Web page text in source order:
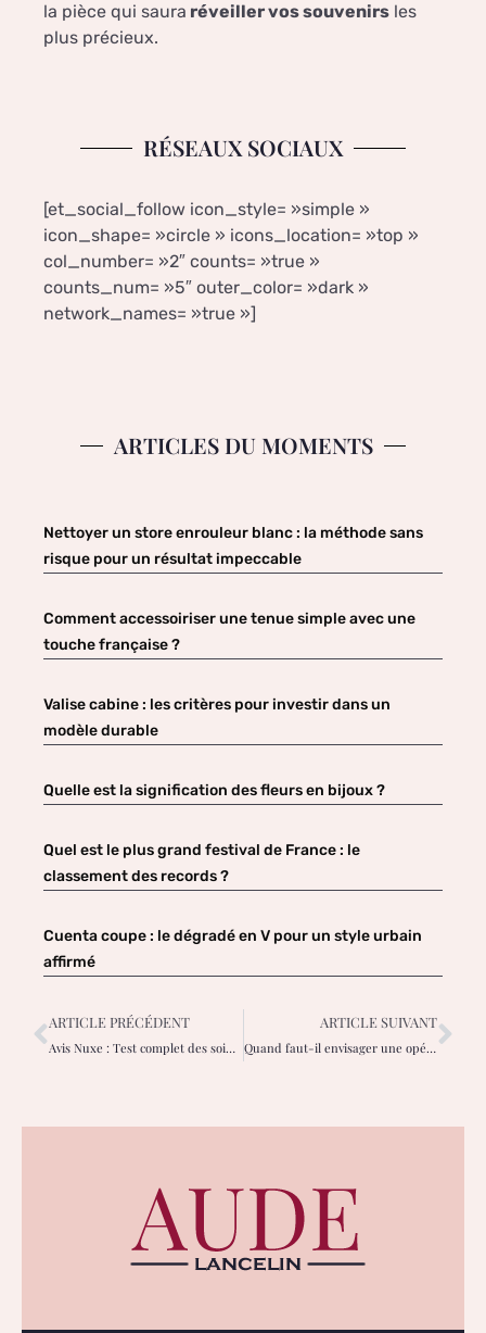
la pièce qui saura réveiller vos souvenirs les
plus précieux.
RÉSEAUX SOCIAUX
[et_social_follow icon_style= »simple »
icon_shape= »circle » icons_location= »top »
col_number= »2″ counts= »true »
counts_num= »5″ outer_color= »dark »
network_names= »true »]
ARTICLES DU MOMENTS
Nettoyer un store enrouleur blanc : la méthode sans
risque pour un résultat impeccable
Comment accessoiriser une tenue simple avec une
touche française ?
Valise cabine : les critères pour investir dans un
modèle durable
Quelle est la signification des fleurs en bijoux ?
Quel est le plus grand festival de France : le
classement des records ?
Cuenta coupe : le dégradé en V pour un style urbain
affirmé
ARTICLE PRÉCÉDENT
Avis Nuxe : Test complet des soins et coffrets et retours clientes
ARTICLE SUIVANT
Quand faut-il envisager une opération de la cataracte et comment se déroule-t-elle ?